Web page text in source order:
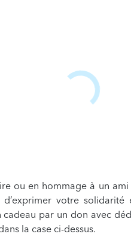
ou en hommage à un
votre
par un don avec
la case ci-dessus.